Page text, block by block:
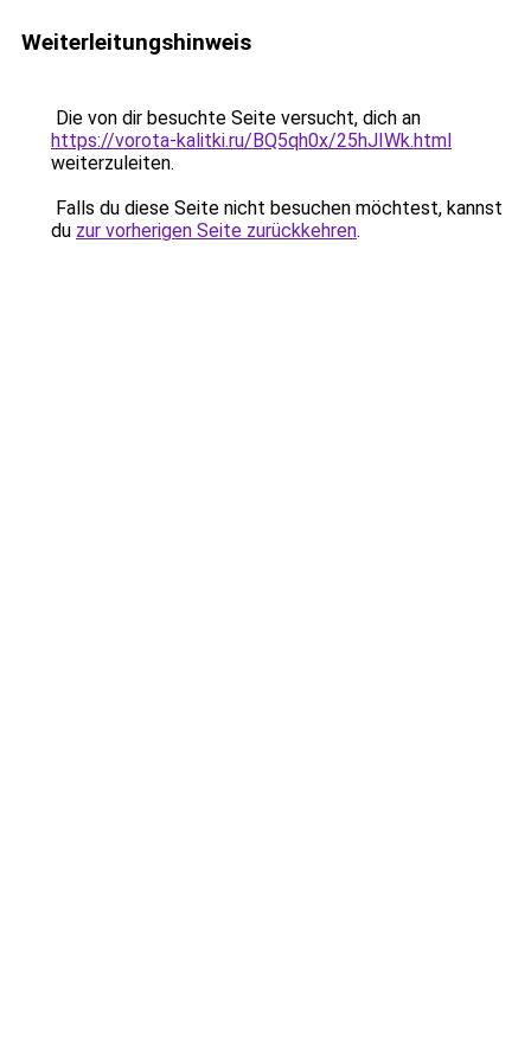
Weiterleitungshinweis
Die von dir besuchte Seite versucht, dich an
https://vorota-kalitki.ru/BQ5qh0x/25hJIWk.html
weiterzuleiten.
Falls du diese Seite nicht besuchen möchtest, kannst
du zur vorherigen Seite zurückkehren.